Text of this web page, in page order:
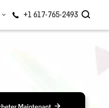
+1 617-765-2493